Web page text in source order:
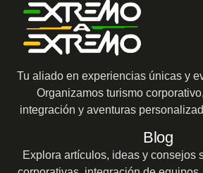
Tu aliado en experiencias únicas y
Organizamos turismo
integración y aventuras
Blog
Explora artículos, ideas y consejos